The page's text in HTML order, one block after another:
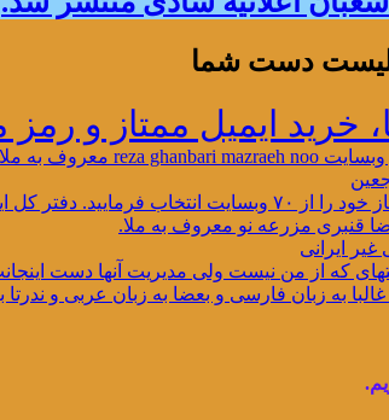
دست شما
ایمیل ممتاز و رمز محتوای
چهار دفتر فارسی و یک دفتر عربی دارد
قنبری مزرعه نو معروف به ملا.
ایرانی
که از من نیست ولی مدیریت آنها دست
غالبا به زبان فارسی و بعضا به زبان عربی و ندرتا